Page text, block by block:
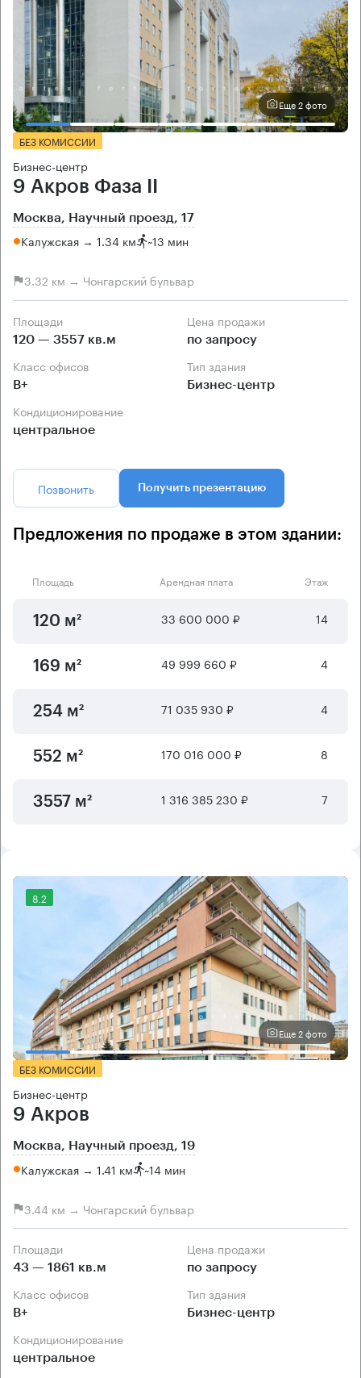
Еще 2 фото
БЕЗ КОМИССИИ
Бизнес-центр
9 Акров Фаза II
Москва, Научный проезд, 17
Калужская → 1.34 км ~13 мин
3.32 км → Чонгарский бульвар
Площади
120 — 3557 кв.м
Цена продажи
по запросу
Класс офисов
B+
Тип здания
Бизнес-центр
Кондиционирование
центральное
Позвонить Получить презентацию
Предложения по продаже в этом здании:
Площадь Арендная плата Этаж
120 м² 33 600 000 ₽ 14
169 м² 49 999 660 ₽ 4
254 м² 71 035 930 ₽ 4
552 м² 170 016 000 ₽ 8
3557 м² 1 316 385 230 ₽ 7
8.2
Еще 2 фото
БЕЗ КОМИССИИ
Бизнес-центр
9 Акров
Москва, Научный проезд, 19
Калужская → 1.41 км ~14 мин
3.44 км → Чонгарский бульвар
Площади
43 — 1861 кв.м
Цена продажи
по запросу
Класс офисов
B+
Тип здания
Бизнес-центр
Кондиционирование
центральное